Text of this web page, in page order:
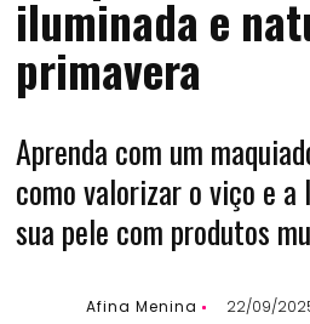
iluminada e
primavera
Aprenda com um
como valorizar o viço e a
sua pele com produtos
Afina Menina 22/09/